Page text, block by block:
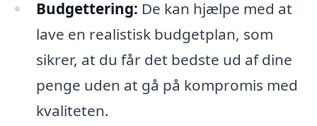
Budgettering: De kan hjælpe med at
lave en realistisk budgetplan, som
sikrer, at du får det bedste ud af dine
penge uden at gå på kompromis med
kvaliteten.